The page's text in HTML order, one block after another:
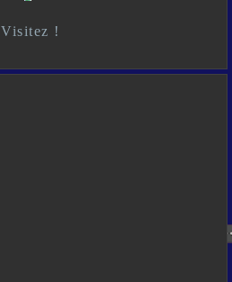
Visitez !